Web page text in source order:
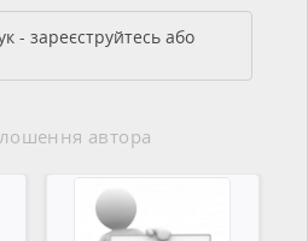
- зареєструйтесь або
автора